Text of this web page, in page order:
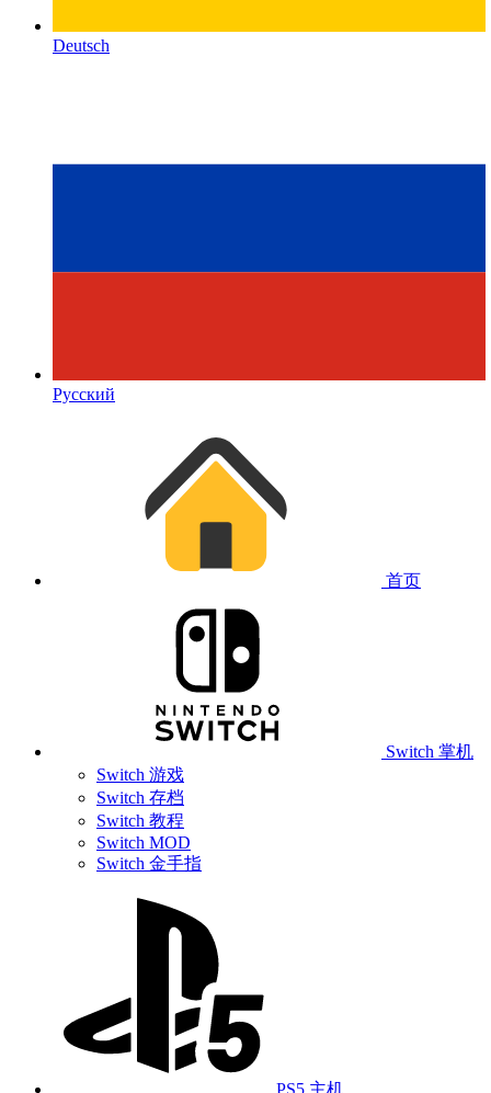
Deutsch
Русский
首页
Switch 掌机
Switch 游戏
Switch 存档
Switch 教程
Switch MOD
Switch 金手指